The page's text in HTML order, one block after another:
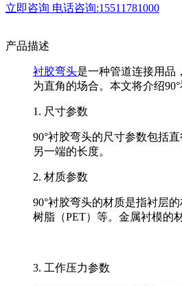
立即咨询 电话咨询:15511781000
产品描述
衬胶弯头是一种管道连接用品
为直角的场合。本文将介绍
1. 尺寸参数
90°衬胶弯头的尺寸参数包括
另一端的长度。
2. 材质参数
90°衬胶弯头的材质是指衬层
树脂（PET）等。金属衬模的
3. 工作压力参数